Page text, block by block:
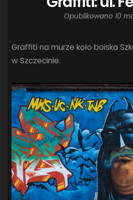
Opublikowano 10
Graffiti na murze koło boiska
w Szczecinie.